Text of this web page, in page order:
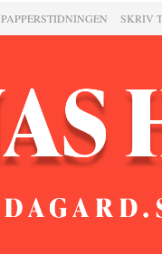
PAPPERSTIDNINGEN SKRIV